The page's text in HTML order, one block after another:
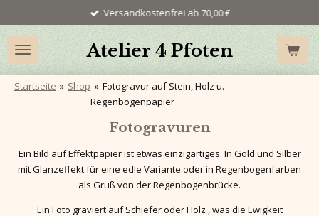
springen
Atelier 4 Pfoten
Versandkostenfrei ab 70,00 €
Startseite » Shop » Fotogravur auf Stein, Holz u.
Regenbogenpapier
Fotogravuren
Ein Bild auf Effektpapier ist etwas einzigartiges. In Gold und Silber
mit Glanzeffekt für eine edle Variante oder in Regenbogenfarben
als Gruß von der Regenbogenbrücke.
Ein Foto graviert auf Schiefer oder Holz , was die Ewigkeit